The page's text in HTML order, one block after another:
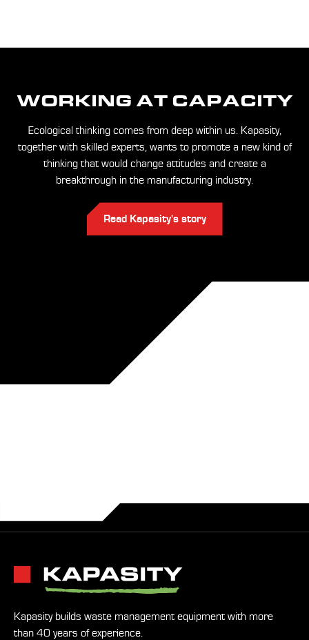
WORKING AT CAPACITY
Ecological thinking comes from deep within us. Kapasity,
together with skilled experts, wants to promote a new kind of
thinking that would change attitudes and create a
breakthrough in the manufacturing industry.
Read Kapasity's story
Kapasity builds waste management equipment with more
than 40 years of experience.